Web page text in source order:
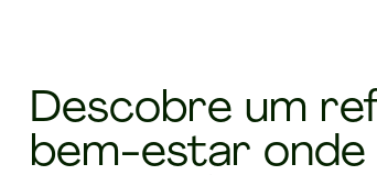
Descobre um
bem-estar onde